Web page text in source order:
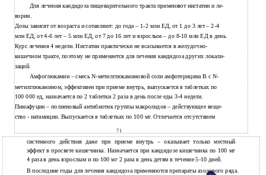
Для лечения кандидоза пищеварительного тракта применяют нистатин и ле-
ворин.
Дозы зависят от возраста и сотавляют: до года – 1-2 млн ЕД, от 1 до 3 лет – 2-4
млн ЕД, от 4-6 лет – 5 млн ЕД, от 7 до 16 лет и взрослым – до 8-10 млн ЕД в день.
Курс лечения 4 недели. Нистатин практически не всасывается в желудочно-
кишечном тракте, поэтому не применяется для лечения кандидоза других локали-
заций.
Амфоглюкамин – смесь N-метилглюкаминовой соли амфотерицина В с N-
метилглюкамином, эффективен при приеме внутрь, выпускается в таблетках по
100 000 ед, назначается по 2 таблетки 2 раза в день после еды 3-4 недели.
Пимафуцин – полиеновый антибиотик группы макролидов – действующее веще-
ство - натамицин. Выпускается в таблетках по 100 мг. Отличается отсутствием
71
системного действия даже при приеме внутрь – оказывает только местный
эффект в просвете кишечника. Назначается при кандидозе кишечника по 100 мг
4 раза в день взрослым и по 100 мг 2 раза в день детям в течение 5-10 дней.
В последние годы для лечения кандидоза применяются препараты азолового ряда.